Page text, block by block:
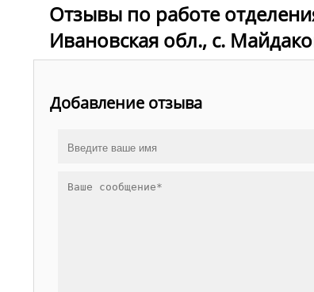
Отзывы по работе
Ивановская обл., с.
Добавление отзыва